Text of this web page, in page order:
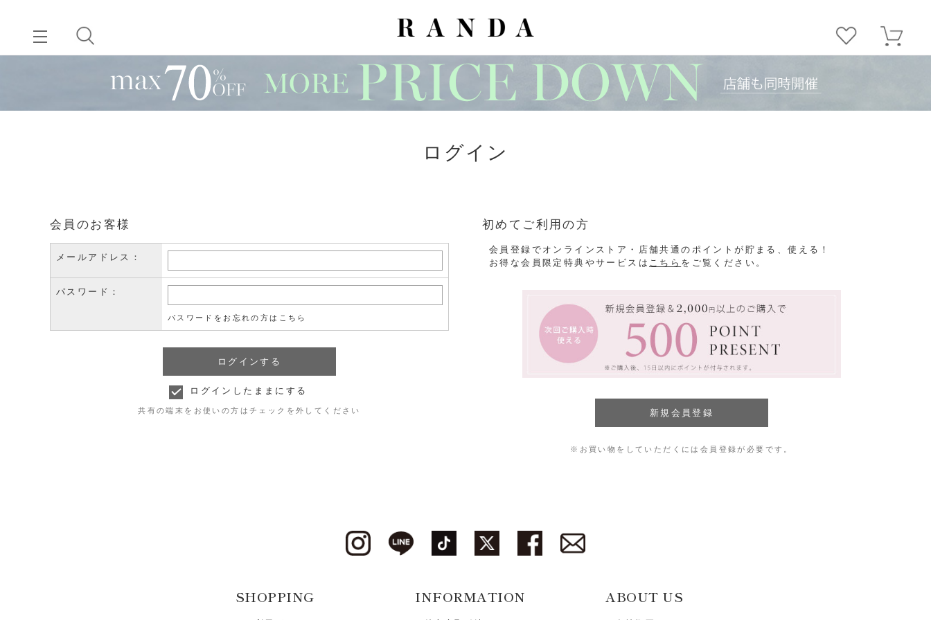
ログイン
会員のお客様
メールアドレス：
パスワード：
パスワードをお忘れの方はこちら
ログインしたままにする
共有の端末をお使いの方はチェックを外してください
初めてご利用の方
会員登録でオンラインストア・店舗共通のポイントが貯まる、使える！
お得な会員限定特典やサービスは こちら をご覧ください。
※お買い物をしていただくには会員登録が必要です。
SHOPPING INFORMATION ABOUT US